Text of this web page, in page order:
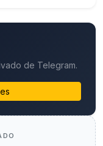
de Telegram.